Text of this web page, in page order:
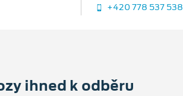
+420 778 537 538
ihned k odběru